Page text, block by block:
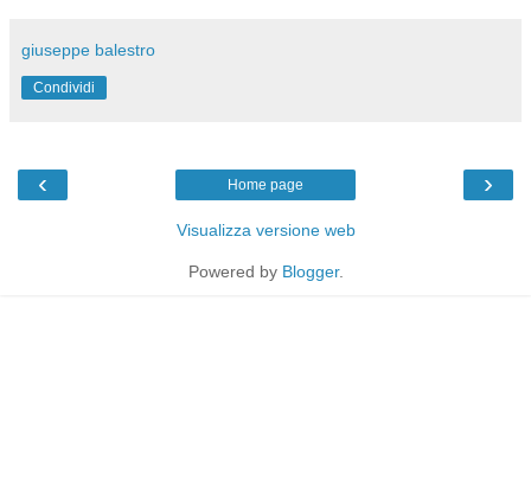
giuseppe balestro
Condividi
‹ ›
Home page
Visualizza versione web
Powered by Blogger.